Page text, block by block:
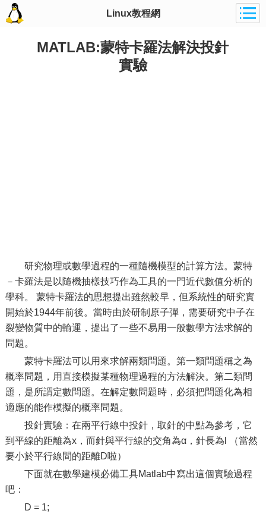
Linux教程網
MATLAB:蒙特卡羅法解決投針
實驗
研究物理或數學過程的一種隨機模型的計算方法。蒙特
－卡羅法是以隨機抽樣技巧作為工具的一門近代數值分析的
學科。 蒙特卡羅法的思想提出雖然較早，但系統性的研究實
開始於1944年前後。當時由於研制原子彈，需要研究中子在
裂變物質中的輸運，提出了一些不易用一般數學方法求解的
問題。
蒙特卡羅法可以用來求解兩類問題。第一類問題稱之為
概率問題，用直接模擬某種物理過程的方法解決。第二類問
題，是所謂定數問題。在解定數問題時，必須把問題化為相
適應的能作模擬的概率問題。
投針實驗：在兩平行線中投針，取針的中點為參考，它
到平線的距離為x，而針與平行線的交角為α，針長為l （當然
要小於平行線間的距離D啦）
下面就在數學建模必備工具Matlab中寫出這個實驗過程
吧：
D = 1;